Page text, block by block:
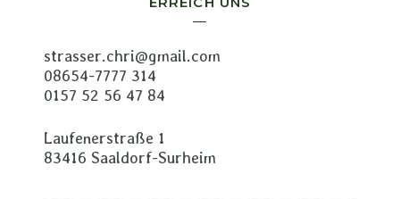
strasser.chri@gmail.com
08654-7777 314
0157 52 56 47 84
Laufenerstraße 1
83416 Saaldorf-Surheim